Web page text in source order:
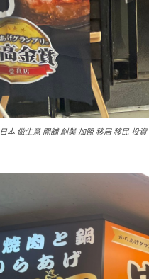
日本 做生意 開舖 創業 加盟 移居 移民 投